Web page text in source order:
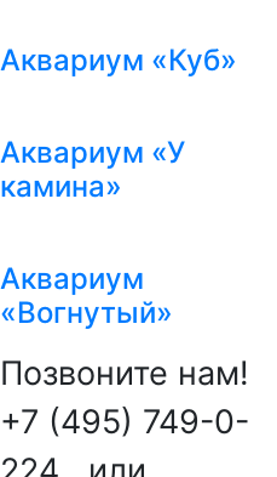
Аквариум «Куб»
Аквариум «У
камина»
Аквариум
«Вогнутый»
Позвоните нам!
+7 (495) 749-0-